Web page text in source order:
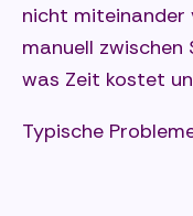
nicht miteinander
manuell
was Zeit kostet
Typische